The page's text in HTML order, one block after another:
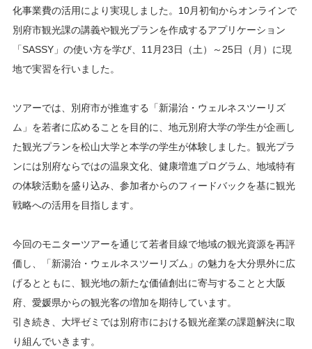
化事業費の活用により実現しました。10月初旬からオンラインで
別府市観光課の講義や観光プランを作成するアプリケーション
「SASSY」の使い方を学び、11月23日（土）～25日（月）に現
地で実習を行いました。
ツアーでは、別府市が推進する「新湯治・ウェルネスツーリズ
ム」を若者に広めることを目的に、地元別府大学の学生が企画し
た観光プランを松山大学と本学の学生が体験しました。観光プラ
ンには別府ならではの温泉文化、健康増進プログラム、地域特有
の体験活動を盛り込み、参加者からのフィードバックを基に観光
戦略への活用を目指します。
今回のモニターツアーを通じて若者目線で地域の観光資源を再評
価し、「新湯治・ウェルネスツーリズム」の魅力を大分県外に広
げるとともに、観光地の新たな価値創出に寄与することと大阪
府、愛媛県からの観光客の増加を期待しています。
引き続き、大坪ゼミでは別府市における観光産業の課題解決に取
り組んでいきます。